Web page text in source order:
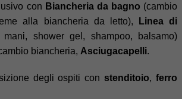
con Biancheria da bagno (cambio
alla biancheria da letto),
Linea di
mani, shower gel, shampoo, balsamo)
biancheria, Asciugacapelli.
degli ospiti con stenditoio, ferro